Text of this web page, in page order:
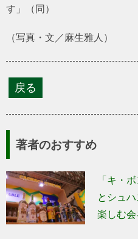
す」（同）
（写真・文／麻生雅人）
著者のおすすめ
「キ・
とシュ
楽しむ